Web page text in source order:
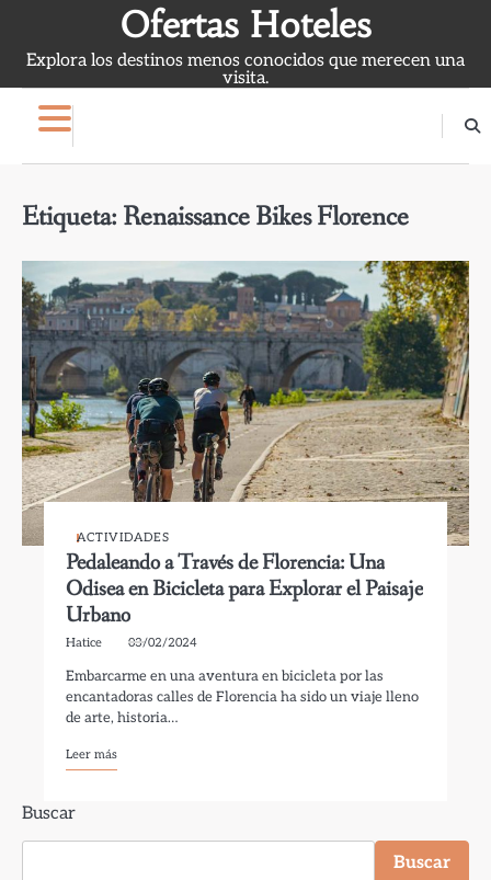
content
Ofertas Hoteles
Explora los destinos menos conocidos que merecen una
visita.
Etiqueta: Renaissance Bikes Florence
ACTIVIDADES
Pedaleando a Través de Florencia: Una
Odisea en Bicicleta para Explorar el Paisaje
Urbano
Hatice 03/02/2024
Embarcarme en una aventura en bicicleta por las
encantadoras calles de Florencia ha sido un viaje lleno
de arte, historia…
Leer más
Buscar
Buscar